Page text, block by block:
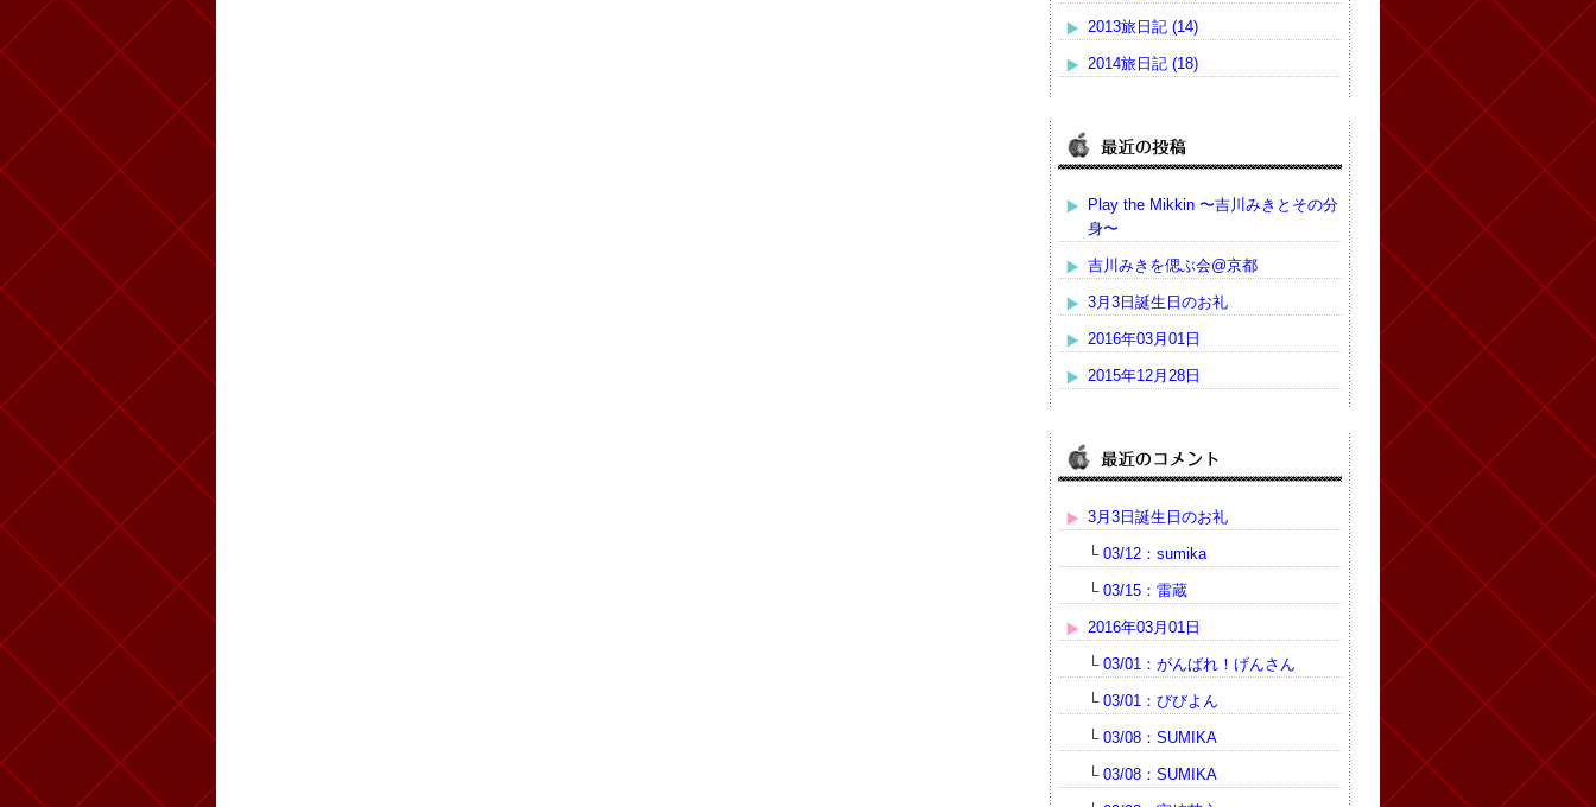
2013旅日記 (14)
2014旅日記 (18)
Play the Mikkin 〜吉川みきとその分
身〜
吉川みきを偲ぶ会@京都
3月3日誕生日のお礼
2016年03月01日
2015年12月28日
3月3日誕生日のお礼
└ 03/12：sumika
└ 03/15：雷蔵
2016年03月01日
└ 03/01：がんばれ！げんさん
└ 03/01：びびよん
└ 03/08：SUMIKA
└ 03/08：SUMIKA